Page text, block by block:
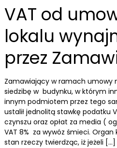
VAT od
lokalu
przez
Zamawiający w ramach umowy
siedzibę w budynku, w którym
innym podmiotem przez tego
ustalił jednolitą stawkę podatku
czynszu oraz opłat za media (
VAT 8% za wywóz śmieci.
stan rzeczy twierdząc, iż jeżeli […]